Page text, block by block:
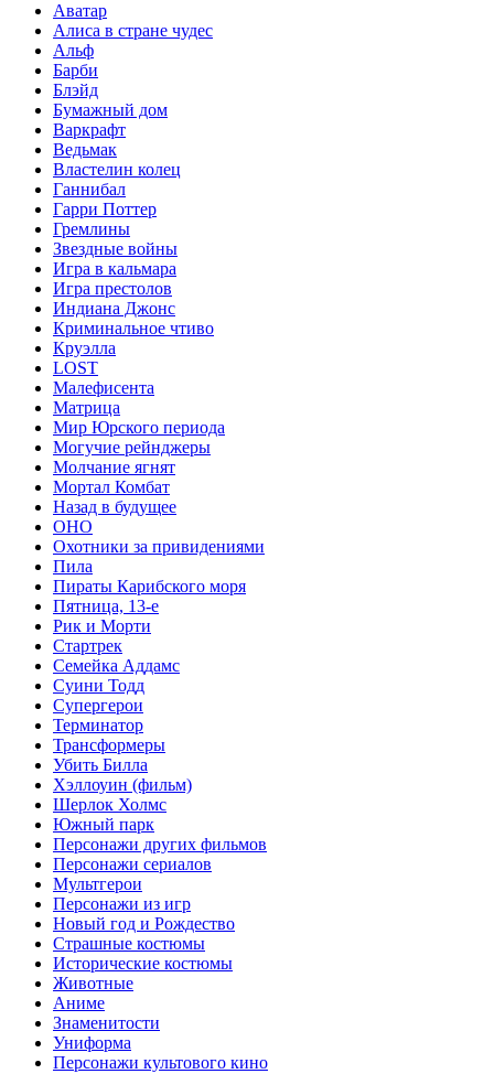
Аватар
Алиса в стране чудес
Альф
Барби
Блэйд
Бумажный дом
Варкрафт
Ведьмак
Властелин колец
Ганнибал
Гарри Поттер
Гремлины
Звездные войны
Игра в кальмара
Игра престолов
Индиана Джонс
Криминальное чтиво
Круэлла
LOST
Малефисента
Матрица
Мир Юрского периода
Могучие рейнджеры
Молчание ягнят
Мортал Комбат
Назад в будущее
ОНО
Охотники за привидениями
Пила
Пираты Карибского моря
Пятница, 13-е
Рик и Морти
Стартрек
Семейка Аддамс
Суини Тодд
Супергерои
Терминатор
Трансформеры
Убить Билла
Хэллоуин (фильм)
Шерлок Холмс
Южный парк
Персонажи других фильмов
Персонажи сериалов
Мультгерои
Персонажи из игр
Новый год и Рождество
Страшные костюмы
Исторические костюмы
Животные
Аниме
Знаменитости
Униформа
Персонажи культового кино